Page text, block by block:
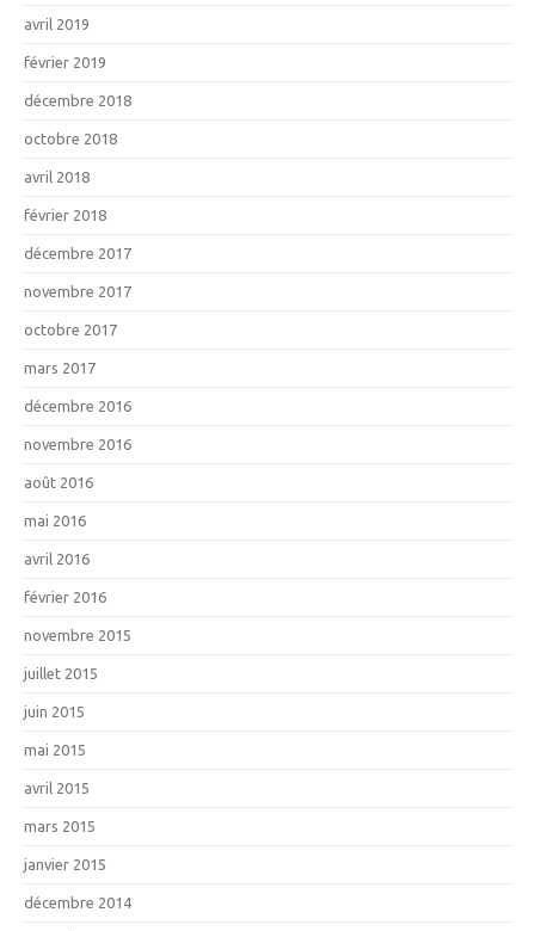
avril 2019
février 2019
décembre 2018
octobre 2018
avril 2018
février 2018
décembre 2017
novembre 2017
octobre 2017
mars 2017
décembre 2016
novembre 2016
août 2016
mai 2016
avril 2016
février 2016
novembre 2015
juillet 2015
juin 2015
mai 2015
avril 2015
mars 2015
janvier 2015
décembre 2014